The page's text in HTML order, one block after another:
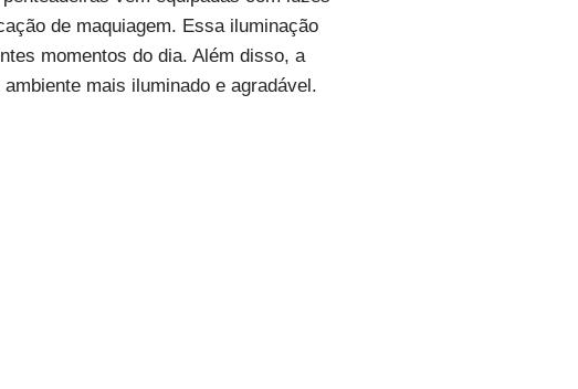
de maquiagem. Essa iluminação
momentos do dia. Além disso, a
mais iluminado e agradável.